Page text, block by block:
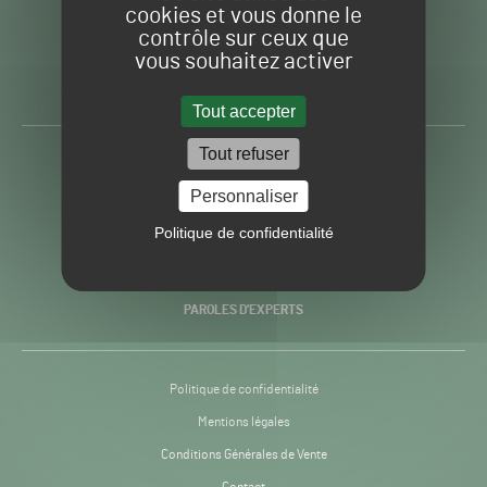
cookies et vous donne le
contrôle sur ceux que
vous souhaitez activer
Tout accepter
Tout refuser
Personnaliser
Politique de confidentialité
Gazon
Sport
H24
-
Toute l’info autour du
PRATIQUES
PAROLES D’EXPERTS
Politique de confidentialité
Mentions légales
Conditions Générales de Vente